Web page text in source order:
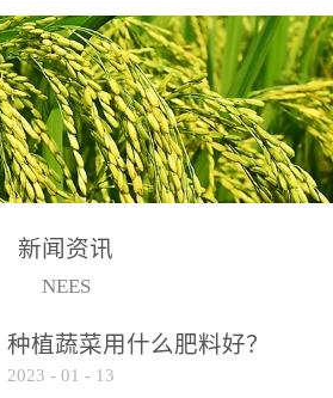
3、
幼
，
、
稀
及滴
冲施
200g，成年树放射状沟
施，每棵用0.5kg-1kg，可
拌肥施，也可拌土施。4、
拌苗床土：每平方米苗床
土用本品1kg-2kg与苗床土
混匀后播种。5、园林盆
土用本品30g-50g追肥或作
底肥。
产
技术
、
执
使用
的
施、
料【产品剂型】水剂【产
品规格】5kg、20kg【技术
指标】有机质≥200g/L、
N+K2O70g/L、PH:6.5-
8.5、水不溶物≤50g/L【执
行标准】NY/T3831-
(2019)准字15306号【使用
方法】适合于基施、追
灌及无土栽培和营养液的
配方施肥。1、苗期冲施、
新闻资讯
NEES
种植蔬菜用什么肥料好？
2023 - 01 - 13